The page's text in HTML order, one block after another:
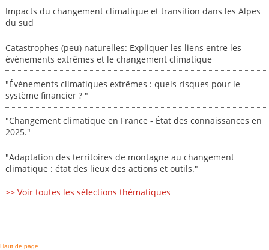
Impacts du changement climatique et transition dans les Alpes
du sud
Catastrophes (peu) naturelles: Expliquer les liens entre les
événements extrêmes et le changement climatique
"Événements climatiques extrêmes : quels risques pour le
système financier ? "
"Changement climatique en France - État des connaissances en
2025."
"Adaptation des territoires de montagne au changement
climatique : état des lieux des actions et outils."
>> Voir toutes les sélections thématiques
Haut de page